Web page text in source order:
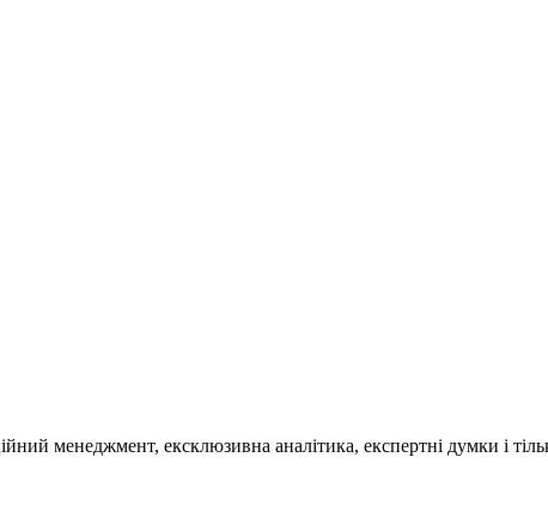
менеджмент, ексклюзивна аналітика, експертні думки і